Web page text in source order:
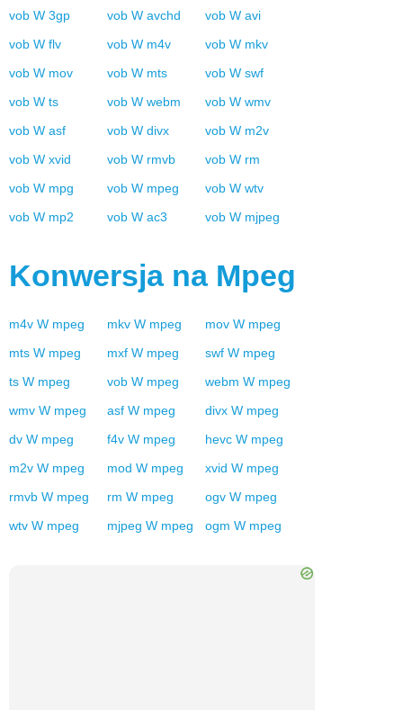
vob W 3gp vob W avchd vob W avi
vob W flv vob W m4v vob W mkv
vob W mov vob W mts vob W swf
vob W ts vob W webm vob W wmv
vob W asf vob W divx vob W m2v
vob W xvid vob W rmvb vob W rm
vob W mpg vob W mpeg vob W wtv
vob W mp2 vob W ac3 vob W mjpeg
Konwersja na Mpeg
m4v W mpeg mkv W mpeg mov W mpeg
mts W mpeg mxf W mpeg swf W mpeg
ts W mpeg vob W mpeg webm W mpeg
wmv W mpeg asf W mpeg divx W mpeg
dv W mpeg f4v W mpeg hevc W mpeg
m2v W mpeg mod W mpeg xvid W mpeg
rmvb W mpeg rm W mpeg ogv W mpeg
wtv W mpeg mjpeg W mpeg ogm W mpeg